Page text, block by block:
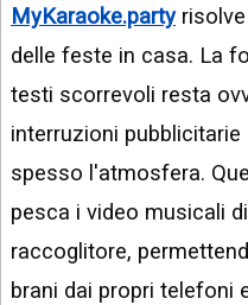
MyKaraoke.partyrisolve
delle feste in casa. La
testi scorrevoli resta
interruzioni
spesso l'atmosfera.
pesca i video musicali
raccoglitore,
brani dai propri telefoni